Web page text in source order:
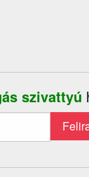
szivattyú